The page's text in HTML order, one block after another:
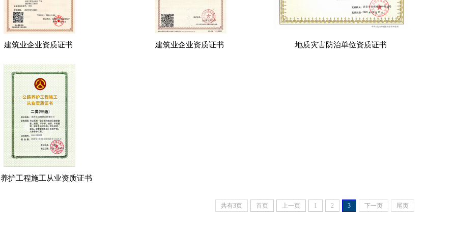
建筑业企业资质证书 建筑业企业资质证书 地质灾害防治单位资质证书
护工程施工从业资质证书
共有3页 首页 上一页 1 2 3 下一页 尾页